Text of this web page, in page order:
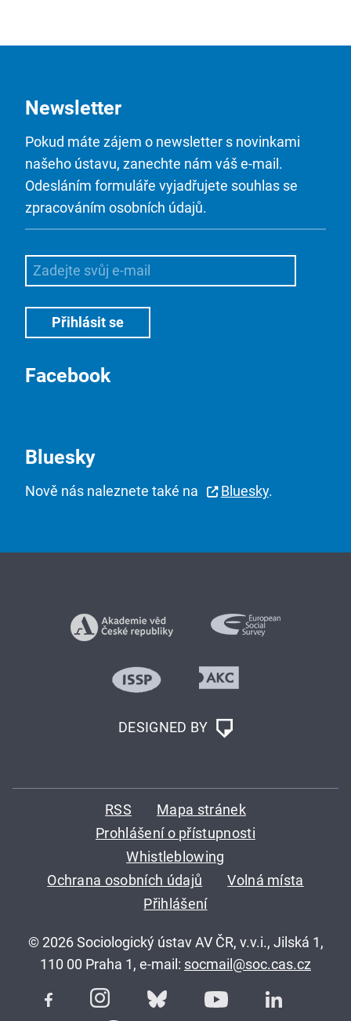
Newsletter
Pokud máte zájem o newsletter s novinkami
našeho ústavu, zanechte nám váš e-mail.
Odesláním formuláře vyjadřujete souhlas se
zpracováním osobních údajů.
Facebook
Bluesky
Nově nás naleznete také na Bluesky.
DESIGNED BY
RSS
Mapa stránek
Prohlášení o přístupnosti
Whistleblowing
Ochrana osobních údajů
Volná místa
Přihlášení
© 2026 Sociologický ústav AV ČR, v.v.i., Jilská 1,
110 00 Praha 1, e-mail: socmail@soc.cas.cz